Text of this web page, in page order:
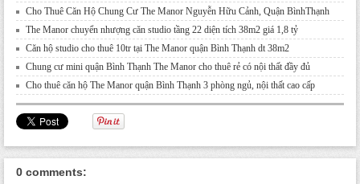
Cho Thuê Căn Hộ Chung Cư The Manor Nguyễn Hữu Cảnh, Quận BìnhThạnh
The Manor chuyển nhượng căn studio tầng 22 diện tích 38m2 giá 1,8 tỷ
Căn hộ studio cho thuê 10tr tại The Manor quận Bình Thạnh dt 38m2
Chung cư mini quận Bình Thạnh The Manor cho thuê rẻ có nội thất đầy đủ
Cho thuê căn hộ The Manor quận Bình Thạnh 3 phòng ngủ, nội thất cao cấp
0 comments: